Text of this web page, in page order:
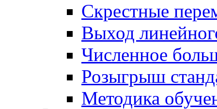
Скрестные
Выход
Численное
Розыгрыш
Методика